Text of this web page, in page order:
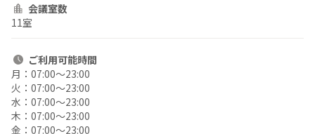
会議室数
11室
ご利用可能時間
月： 07:00〜23:00
火： 07:00〜23:00
水： 07:00〜23:00
木： 07:00〜23:00
金： 07:00〜23:00